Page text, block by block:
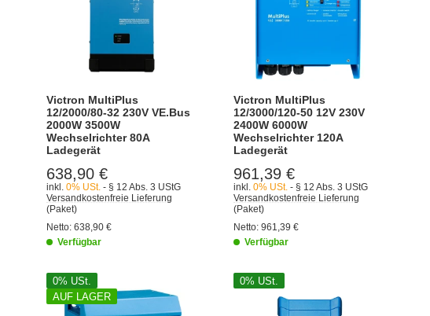
Victron MultiPlus
12/2000/80-32 230V VE.Bus
2000W 3500W
Wechselrichter 80A
Ladegerät
638,90 €
inkl. 0% USt. - § 12 Abs. 3 UStG
Versandkostenfreie Lieferung
(Paket)
Netto: 638,90 €
Verfügbar
Victron MultiPlus
12/3000/120-50 12V 230V
2400W 6000W
Wechselrichter 120A
Ladegerät
961,39 €
inkl. 0% USt. - § 12 Abs. 3 UStG
Versandkostenfreie Lieferung
(Paket)
Netto: 961,39 €
Verfügbar
0% USt.
AUF LAGER
0% USt.